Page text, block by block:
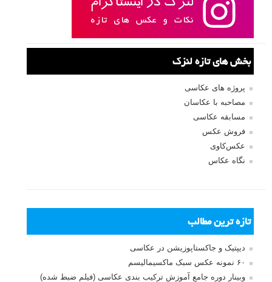
بخش های تازه لنزک
پروژه های عکاسی
مصاحبه با عکاسان
مسابقه عکاسی
فروش عکس
عکس‌کاوی
نگاه عکاس
تازه ترین مطالب
دیپتیک و جاکستا‌پوزیشن در عکاسی
۶۰ نمونه عکس سبک ماکسیمالیسم
وبینار دوره جامع آموزش ترکیب بندی عکاسی (فیلم ضبط شده)